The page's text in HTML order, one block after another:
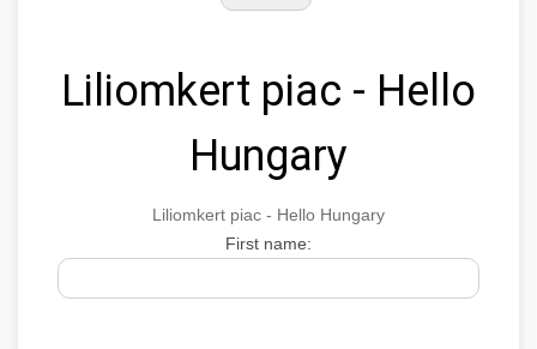
Liliomkert piac - Hello
Hungary
Liliomkert piac - Hello Hungary
First name: